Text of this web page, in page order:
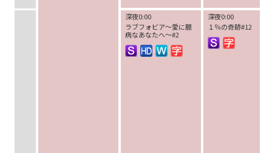
深夜0:00
ラブフォビア～愛に臆
病なあなたへ～#2
深夜0:00
１％の奇跡#12